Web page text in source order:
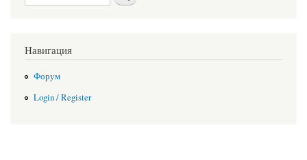
Навигация
Форум
Login / Register